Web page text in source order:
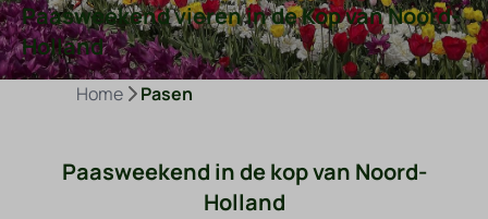
Paasweekend vieren in de Kop van Noord-
Holland
Home Pasen
Paasweekend in de kop van Noord-
Holland